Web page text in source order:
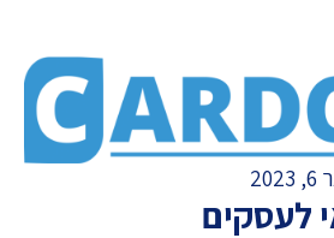
לעסקים